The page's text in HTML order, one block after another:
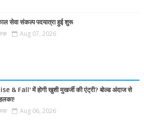
सेवा संकल्प पदयात्रा हुई शुरू
Aug 07, 2026
& Fall’ में होगी खुशी मुखर्जी की एंट्री? बोल्ड अंदाज से
Aug 06, 2026